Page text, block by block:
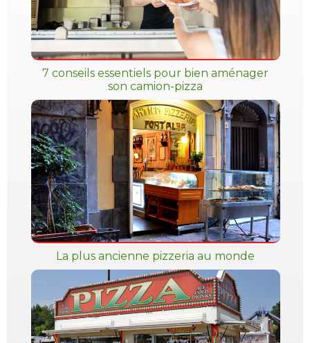
7 conseils essentiels pour bien aménager
son camion-pizza
La plus ancienne pizzeria au monde